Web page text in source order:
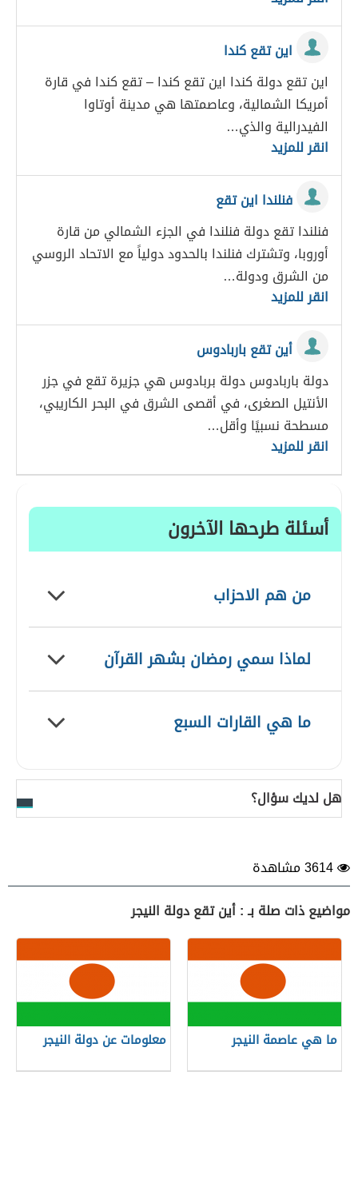
اين تقع كندا
اين تقع دولة كندا اين تقع كندا – تقع كندا في قارة
أمريكا الشمالية، وعاصمتها هي مدينة أوتاوا
الفيدرالية والذي…
انقر للمزيد
فنلندا اين تقع
فنلندا تقع دولة فنلندا في الجزء الشمالي من قارة
أوروبا، وتشترك فنلندا بالحدود دولياً مع الاتحاد الروسي
من الشرق ودولة…
انقر للمزيد
أين تقع باربادوس
دولة باربادوس دولة بربادوس هي جزيرة تقع في جزر
الأنتيل الصغرى، في أقصى الشرق في البحر الكاريبي،
مسطحة نسبيًا وأقل…
انقر للمزيد
أسئلة طرحها الآخرون
من هم الاحزاب
لماذا سمي رمضان بشهر القرآن
ما هي القارات السبع
هل لديك سؤال؟
مواضيع ذات صلة بـ : أين تقع دولة النيجر
ما هي عاصمة النيجر معلومات عن دولة النيجر